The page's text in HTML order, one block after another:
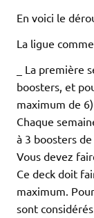
En voici le
La ligue
_ La première
boosters, et
maximum de
Chaque
à 3 boosters
Vous devez
Ce deck doit
maximum.
sont